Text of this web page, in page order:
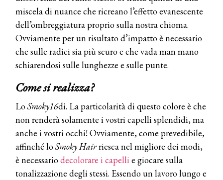
miscela di nuance che ricreano l’effetto evanescente
dell’ombreggiatura proprio sulla nostra chioma.
Ovviamente per un risultato d’impatto è necessario
che sulle radici sia più scuro e che vada man mano
schiarendosi sulle lunghezze e sulle punte.
Come si realizza?
LoSmoky16di. La particolarità di questo colore è che
non renderà solamente i vostri capelli splendidi, ma
anche i vostri occhi! Ovviamente, come prevedibile,
affinché loSmoky Hairriesca nel migliore dei modi,
è necessariodecolorare i capelli e giocare sulla
tonalizzazione degli stessi. Essendo un lavoro lungo e